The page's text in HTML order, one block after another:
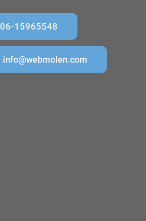
06-15965548
info@webmolen.com